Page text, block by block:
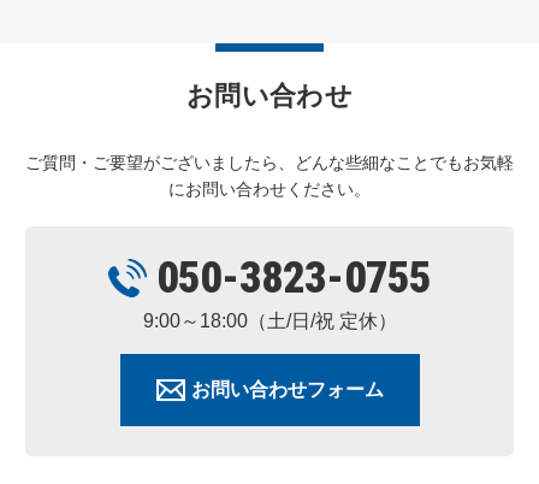
お問い合わせ
ご質問・ご要望がございましたら、どんな些細なことでもお気軽
にお問い合わせください。
050-3823-0755
9:00～18:00（土/日/祝 定休）
お問い合わせフォーム